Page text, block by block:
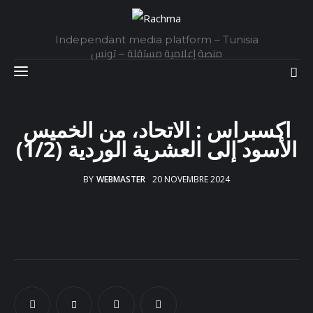
Independant media platform – Tunisia
منصة إعلامية مستقلة – تونس
Accueil
Daily
Images
اكسبراس : الاتحاد، من الخميس
الأسود إلى العشرية الوردية (1/2)
BY WEBMASTER 20 NOVEMBRE 2024